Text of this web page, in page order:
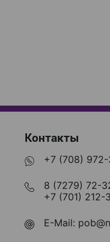
Контакты
+7 (708)
8 (7279) 72-
+7 (701) 212-
E-Mail: